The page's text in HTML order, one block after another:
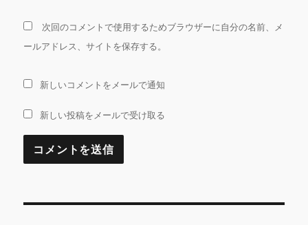
次回のコメントで使用するためブラウザーに自分の名前、メ
ールアドレス、サイトを保存する。
新しいコメントをメールで通知
新しい投稿をメールで受け取る